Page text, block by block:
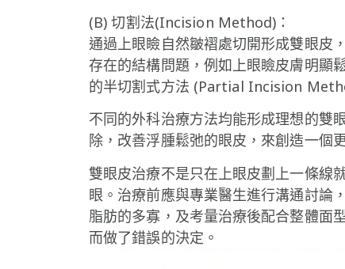
(B) 切割法(Incision Method)：
通過上眼瞼自然皺褶處切開形成雙眼皮
存在的結構問題，例如上眼瞼皮膚明顯
的半切割式方法 (Partial Incision
不同的外科治療方法均能形成理想的雙
除，改善浮腫鬆弛的眼皮，來創造一個
雙眼皮治療不是只在上眼皮劃上一條線
眼。治療前應與專業醫生進行溝通討論
脂肪的多寡，及考量治療後配合整體面
而做了錯誤的決定。